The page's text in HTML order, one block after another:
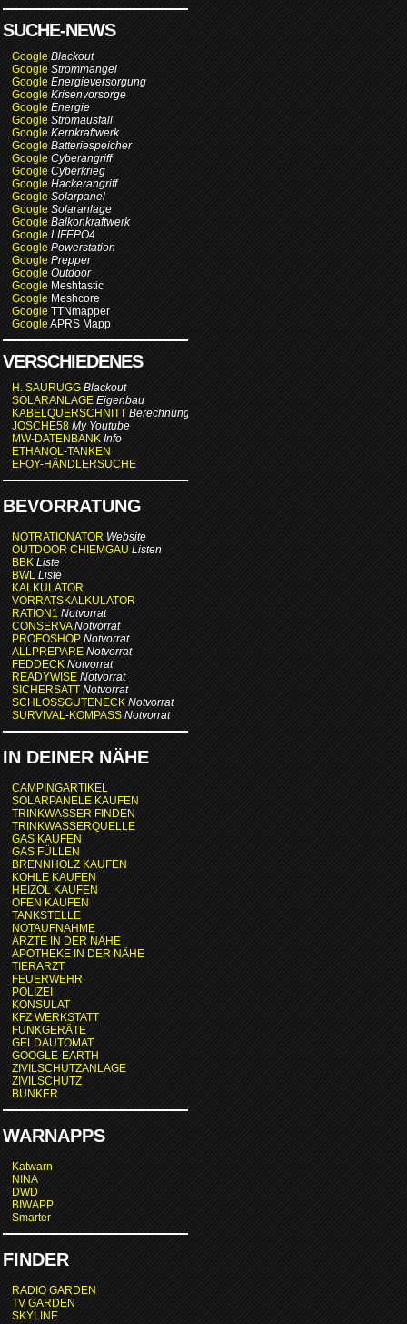
SUCHE-NEWS
Google Blackout
Google Strommangel
Google Energieversorgung
Google Krisenvorsorge
Google Energie
Google Stromausfall
Google Kernkraftwerk
Google Batteriespeicher
Google Cyberangriff
Google Cyberkrieg
Google Hackerangriff
Google Solarpanel
Google Solaranlage
Google Balkonkraftwerk
Google LIFEPO4
Google Powerstation
Google Prepper
Google Outdoor
Google Meshtastic
Google Meshcore
Google TTNmapper
Google APRS Mapp
VERSCHIEDENES
H. SAURUGG Blackout
SOLARANLAGE Eigenbau
KABELQUERSCHNITT Berechnung
JOSCHE58 My Youtube
MW-DATENBANK Info
ETHANOL-TANKEN
EFOY-HÄNDLERSUCHE
BEVORRATUNG
NOTRATIONATOR Website
OUTDOOR CHIEMGAU Listen
BBK Liste
BWL Liste
KALKULATOR
VORRATSKALKULATOR
RATION1 Notvorrat
CONSERVA Notvorrat
PROFOSHOP Notvorrat
ALLPREPARE Notvorrat
FEDDECK Notvorrat
READYWISE Notvorrat
SICHERSATT Notvorrat
SCHLOSSGUTENECK Notvorrat
SURVIVAL-KOMPASS Notvorrat
IN DEINER NÄHE
CAMPINGARTIKEL
SOLARPANELE KAUFEN
TRINKWASSER FINDEN
TRINKWASSERQUELLE
GAS KAUFEN
GAS FÜLLEN
BRENNHOLZ KAUFEN
KOHLE KAUFEN
HEIZÖL KAUFEN
OFEN KAUFEN
TANKSTELLE
NOTAUFNAHME
ÄRZTE IN DER NÄHE
APOTHEKE IN DER NÄHE
TIERARZT
FEUERWEHR
POLIZEI
KONSULAT
KFZ WERKSTATT
FUNKGERÄTE
GELDAUTOMAT
GOOGLE-EARTH
ZIVILSCHUTZANLAGE
ZIVILSCHUTZ
BUNKER
WARNAPPS
Katwarn
NINA
DWD
BIWAPP
Smarter
FINDER
RADIO GARDEN
TV GARDEN
SKYLINE